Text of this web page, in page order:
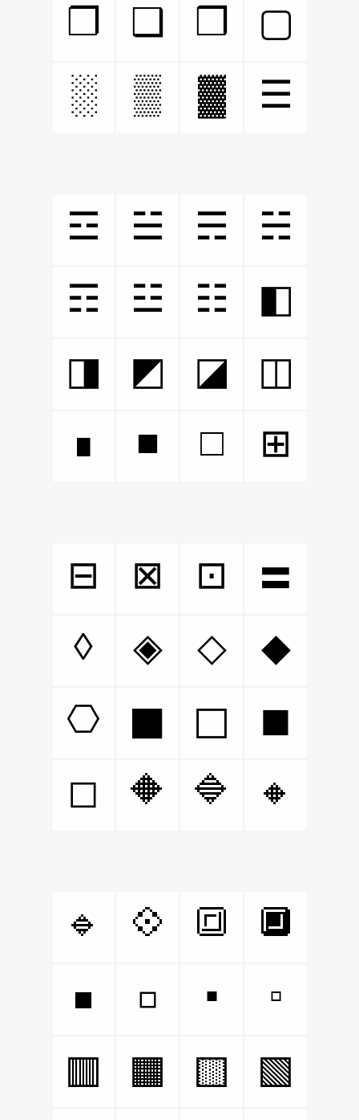
❐
❑ ❒
▢
░
▒ ▓ ☰
☲ ☱ ☴
☵
☶
☳ ☷
◧
◨
◩ ◪
◫
∎
■ □ ⊞
⊟ ⊠ ⊡
〓
◊
◈ ◇
◆
⎔
⬜
◼
◻
🔶 🔷 🔸
🔹 💠 🔳
🔲
◾
◽ ▪
▫
🟥
🟧 🟨 🟩